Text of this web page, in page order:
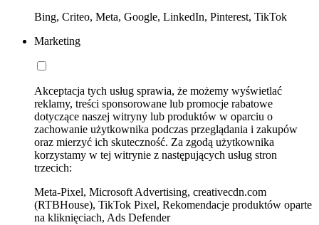
Bing, Criteo, Meta, Google, LinkedIn, Pinterest, TikTok
Marketing
Akceptacja tych usług sprawia, że możemy wyświetlać
reklamy, treści sponsorowane lub promocje rabatowe
dotyczące naszej witryny lub produktów w oparciu o
zachowanie użytkownika podczas przeglądania i zakupów
oraz mierzyć ich skuteczność. Za zgodą użytkownika
korzystamy w tej witrynie z następujących usług stron
trzecich:
Meta-Pixel, Microsoft Advertising, creativecdn.com
(RTBHouse), TikTok Pixel, Rekomendacje produktów oparte
na kliknięciach, Ads Defender